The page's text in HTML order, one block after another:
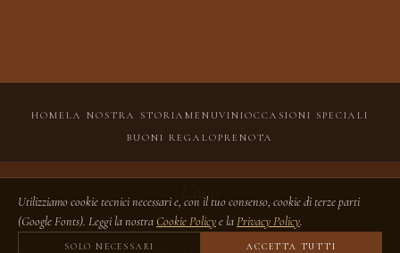
Utilizziamo cookie tecnici necessari e, con il tuo consenso, cookie di terze parti
(Google Fonts). Leggi la nostra Cookie Policye laPrivacy Policy.
SOLO NECESSARI ACCETTA TUTTI
HOME LA NOSTRA STORIA MENUVINIOCCASIONI SPECIALI
BUONI REGALO PRENOTA
L'800
© 2026 L'800 – LOCANDA A PALAZZO · P.IVA 03906130780 · VIA
CALAVECCHIA 53, AMANTEA